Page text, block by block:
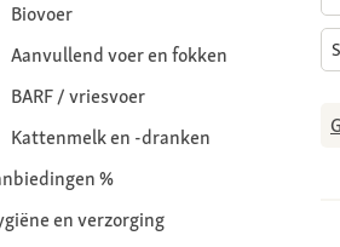
Biovoer
Aanvullend voer en fokken
BARF / vriesvoer
Kattenmelk en -dranken
%
en verzorging